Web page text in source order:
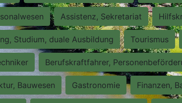
Assistenz, Sekretariat
Studium, duale Ausbildung Tourismus
Berufskraftfahrer,
Bauwesen Gastronomie Finanzen,